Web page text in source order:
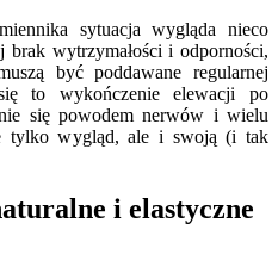
sytuacja wygląda nieco
brak wytrzymałości i odporności,
być poddawane regularnej
to wykończenie elewacji po
się powodem nerwów i wielu
tylko wygląd, ale i swoją (i tak
i elastyczne